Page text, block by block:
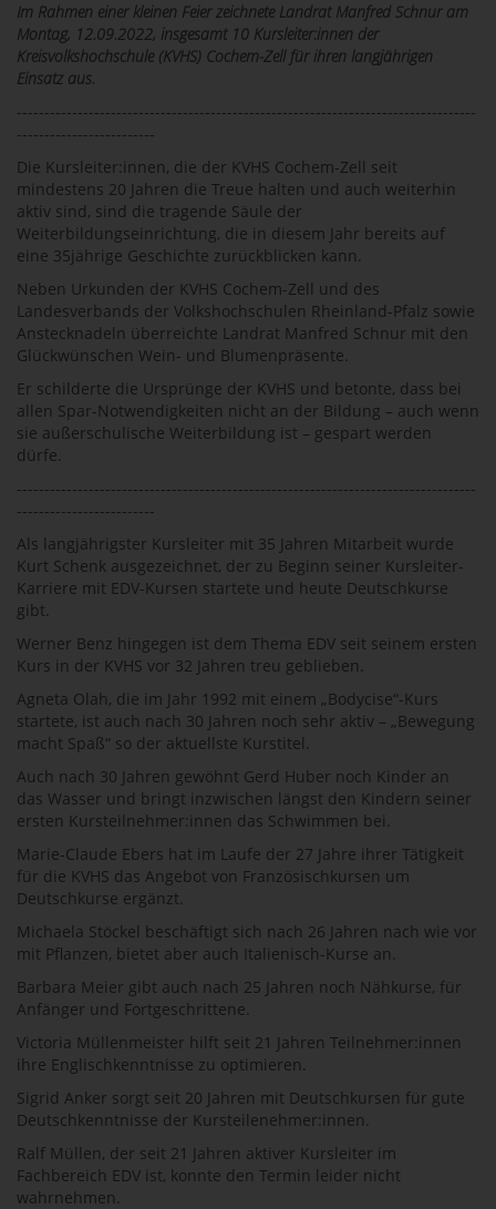
Im Rahmen einer kleinen Feier zeichnete Landrat Manfred Schnur am
Montag, 12.09.2022, insgesamt 10 Kursleiter:innen der
Kreisvolkshochschule (KVHS) Cochem-Zell für ihren langjährigen
Einsatz aus.
-----------------------------------------------------------------------------------
-------------------------
Die Kursleiter:innen, die der KVHS Cochem-Zell seit
mindestens 20 Jahren die Treue halten und auch weiterhin
aktiv sind, sind die tragende Säule der
Weiterbildungseinrichtung, die in diesem Jahr bereits auf
eine 35jährige Geschichte zurückblicken kann.
Neben Urkunden der KVHS Cochem-Zell und des
Landesverbands der Volkshochschulen Rheinland-Pfalz sowie
Anstecknadeln überreichte Landrat Manfred Schnur mit den
Glückwünschen Wein- und Blumenpräsente.
Er schilderte die Ursprünge der KVHS und betonte, dass bei
allen Spar-Notwendigkeiten nicht an der Bildung – auch wenn
sie außerschulische Weiterbildung ist – gespart werden
dürfe.
-----------------------------------------------------------------------------------
-------------------------
Als langjährigster Kursleiter mit 35 Jahren Mitarbeit wurde
Kurt Schenk ausgezeichnet, der zu Beginn seiner Kursleiter-
Karriere mit EDV-Kursen startete und heute Deutschkurse
gibt.
Werner Benz hingegen ist dem Thema EDV seit seinem ersten
Kurs in der KVHS vor 32 Jahren treu geblieben.
Agneta Olah, die im Jahr 1992 mit einem „Bodycise“-Kurs
startete, ist auch nach 30 Jahren noch sehr aktiv – „Bewegung
macht Spaß“ so der aktuellste Kurstitel.
Auch nach 30 Jahren gewöhnt Gerd Huber noch Kinder an
das Wasser und bringt inzwischen längst den Kindern seiner
ersten Kursteilnehmer:innen das Schwimmen bei.
Marie-Claude Ebers hat im Laufe der 27 Jahre ihrer Tätigkeit
für die KVHS das Angebot von Französischkursen um
Deutschkurse ergänzt.
Michaela Stöckel beschäftigt sich nach 26 Jahren nach wie vor
mit Pflanzen, bietet aber auch Italienisch-Kurse an.
Barbara Meier gibt auch nach 25 Jahren noch Nähkurse, für
Anfänger und Fortgeschrittene.
Victoria Müllenmeister hilft seit 21 Jahren Teilnehmer:innen
ihre Englischkenntnisse zu optimieren.
Sigrid Anker sorgt seit 20 Jahren mit Deutschkursen für gute
Deutschkenntnisse der Kursteilenehmer:innen.
Ralf Müllen, der seit 21 Jahren aktiver Kursleiter im
Fachbereich EDV ist, konnte den Termin leider nicht
wahrnehmen.